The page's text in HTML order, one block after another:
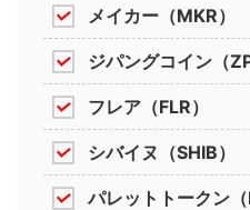
メイカー（MKR）
ジパングコイン（
フレア（FLR）
シバイヌ（SHIB）
パレットトークン（